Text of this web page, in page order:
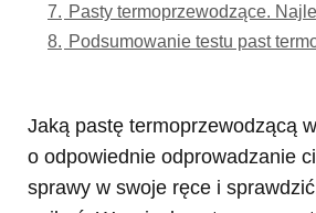
7. Pasty termoprzewodzące.
8. Podsumowanie testu past
Jaką pastę termoprzewodzącą
o odpowiednie odprowadzanie
sprawy w swoje ręce i